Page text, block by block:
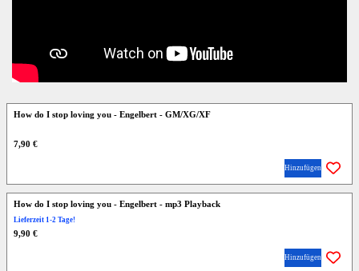
How do I stop loving you - Engelbert - GM/XG/XF
7,90 €
Hinzufügen
How do I stop loving you - Engelbert - mp3 Playback
Lieferzeit 1-2 Tage!
9,90 €
Hinzufügen